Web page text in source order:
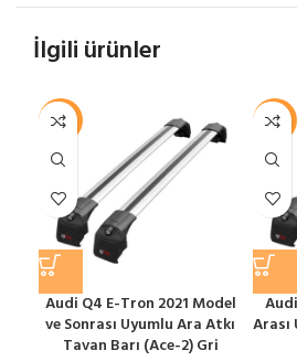
İlgili ürünler
-12%
Audi Q4 E-Tron 2021 Model
ve Sonrası Uyumlu Ara Atkı
Tavan Barı (Ace-2) Gri
-12%